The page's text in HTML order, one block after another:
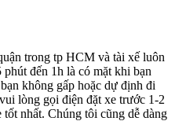
trong tp HCM và tài xế luôn
phút đến 1h là có mặt khi bạn
không gấp hoặc dự định đi
lòng gọi điện đặt xe trước 1-2
nhất. Chúng tôi cũng dễ dàng